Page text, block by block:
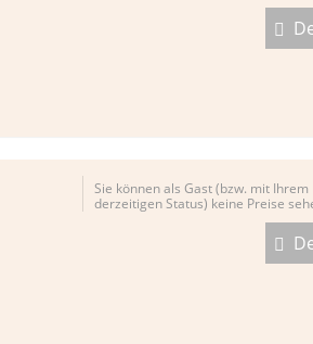
Sie können als Gast (bzw. mit Ihrem
derzeitigen Status) keine Preise